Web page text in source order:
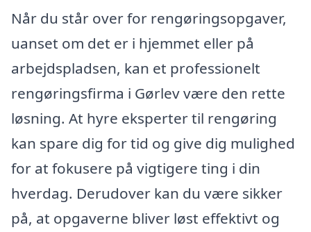
Når du står over for rengøringsopgaver,
uanset om det er i hjemmet eller på
arbejdspladsen, kan et professionelt
rengøringsfirma i Gørlev være den rette
løsning. At hyre eksperter til rengøring
kan spare dig for tid og give dig mulighed
for at fokusere på vigtigere ting i din
hverdag. Derudover kan du være sikker
på, at opgaverne bliver løst effektivt og